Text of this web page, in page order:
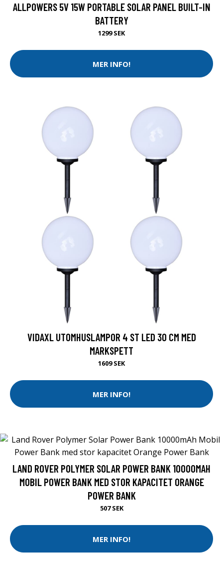
ALLPOWERS 5V 15W PORTABLE SOLAR PANEL BUILT-IN
BATTERY
1299 SEK
MER INFO!
VIDAXL UTOMHUSLAMPOR 4 ST LED 30 CM MED
MARKSPETT
1609 SEK
MER INFO!
LAND ROVER POLYMER SOLAR POWER BANK 10000MAH
MOBIL POWER BANK MED STOR KAPACITET ORANGE
POWER BANK
507 SEK
MER INFO!